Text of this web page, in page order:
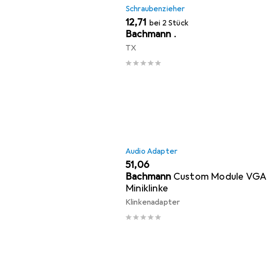
Schraubenzieher
EUR
12,71 bei 2 Stück
Bachmann .
TX
Audio Adapter
EUR
51,06
Bachmann Custom Module VGA
Miniklinke
Klinkenadapter